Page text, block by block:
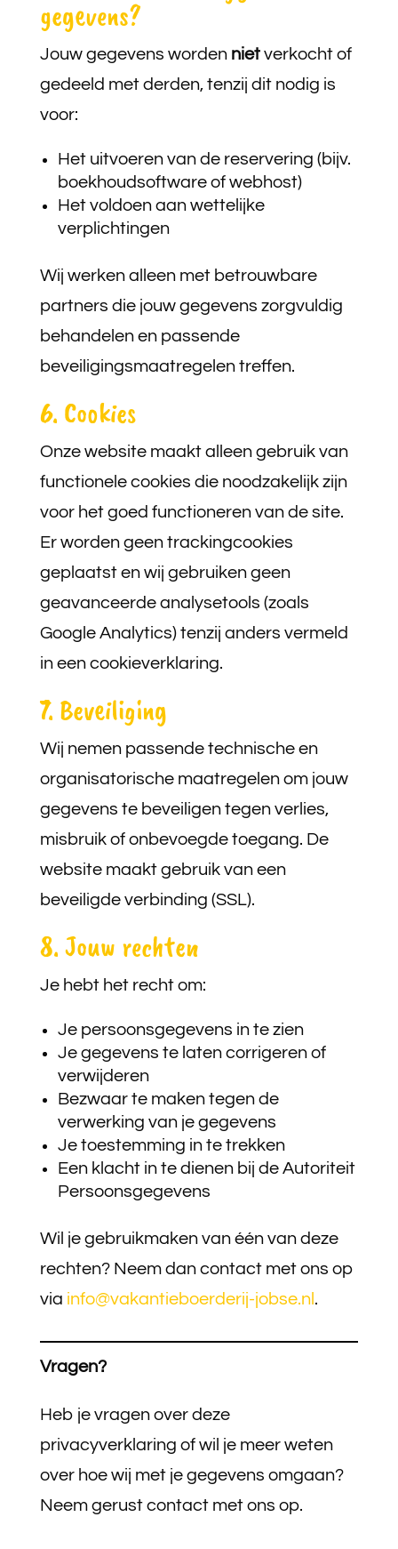
gegevens?
Jouw gegevens worden nietverkocht of
gedeeld met derden, tenzij dit nodig is
voor:
Het uitvoeren van de reservering (bijv.
boekhoudsoftware of webhost)
Het voldoen aan wettelijke
verplichtingen
Wij werken alleen met betrouwbare
partners die jouw gegevens zorgvuldig
behandelen en passende
beveiligingsmaatregelen treffen.
6. Cookies
Onze website maakt alleen gebruik van
functionele cookies die noodzakelijk zijn
voor het goed functioneren van de site.
Er worden geen trackingcookies
geplaatst en wij gebruiken geen
geavanceerde analysetools (zoals
Google Analytics) tenzij anders vermeld
in een cookieverklaring.
7. Beveiliging
Wij nemen passende technische en
organisatorische maatregelen om jouw
gegevens te beveiligen tegen verlies,
misbruik of onbevoegde toegang. De
website maakt gebruik van een
beveiligde verbinding (SSL).
8. Jouw rechten
Je hebt het recht om:
Je persoonsgegevens in te zien
Je gegevens te laten corrigeren of
verwijderen
Bezwaar te maken tegen de
verwerking van je gegevens
Je toestemming in te trekken
Een klacht in te dienen bij de Autoriteit
Persoonsgegevens
Wil je gebruikmaken van één van deze
rechten? Neem dan contact met ons op
via info@vakantieboerderij-jobse.nl .
Vragen?
Heb je vragen over deze
privacyverklaring of wil je meer weten
over hoe wij met je gegevens omgaan?
Neem gerust contact met ons op.